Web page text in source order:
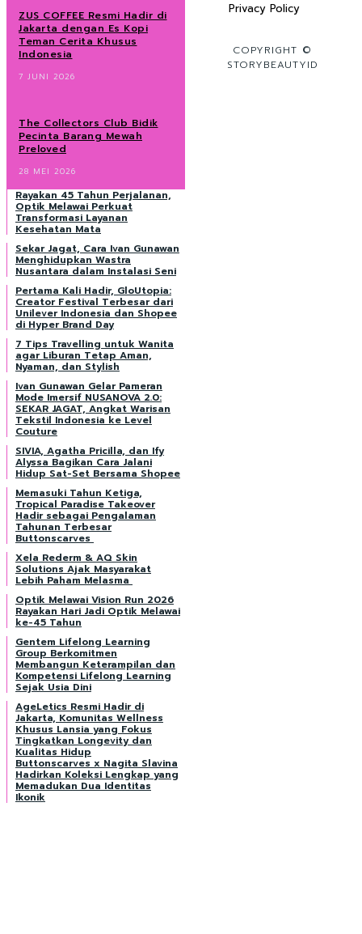
ZUS COFFEE Resmi Hadir di
Jakarta dengan Es Kopi
Teman Cerita Khusus
Indonesia
7 JUNI 2026
The Collectors Club Bidik
Pecinta Barang Mewah
Preloved
28 MEI 2026
Rayakan 45 Tahun Perjalanan,
Optik Melawai Perkuat
Transformasi Layanan
Kesehatan Mata
Sekar Jagat, Cara Ivan Gunawan
Menghidupkan Wastra
Nusantara dalam Instalasi Seni
Pertama Kali Hadir, GloUtopia:
Creator Festival Terbesar dari
Unilever Indonesia dan Shopee
di Hyper Brand Day
7 Tips Travelling untuk Wanita
agar Liburan Tetap Aman,
Nyaman, dan Stylish
Ivan Gunawan Gelar Pameran
Mode Imersif NUSANOVA 2.0:
SEKAR JAGAT, Angkat Warisan
Tekstil Indonesia ke Level
Couture
SIVIA, Agatha Pricilla, dan Ify
Alyssa Bagikan Cara Jalani
Hidup Sat-Set Bersama Shopee
Memasuki Tahun Ketiga,
Tropical Paradise Takeover
Hadir sebagai Pengalaman
Tahunan Terbesar
Buttonscarves
Xela Rederm & AQ Skin
Solutions Ajak Masyarakat
Lebih Paham Melasma
Optik Melawai Vision Run 2026
Rayakan Hari Jadi Optik Melawai
ke-45 Tahun
Gentem Lifelong Learning
Group Berkomitmen
Membangun Keterampilan dan
Kompetensi Lifelong Learning
Sejak Usia Dini
AgeLetics Resmi Hadir di
Jakarta, Komunitas Wellness
Khusus Lansia yang Fokus
Tingkatkan Longevity dan
Kualitas Hidup
Buttonscarves x Nagita Slavina
Hadirkan Koleksi Lengkap yang
Memadukan Dua Identitas
Ikonik
Privacy Policy
COPYRIGHT ©
STORYBEAUTYID